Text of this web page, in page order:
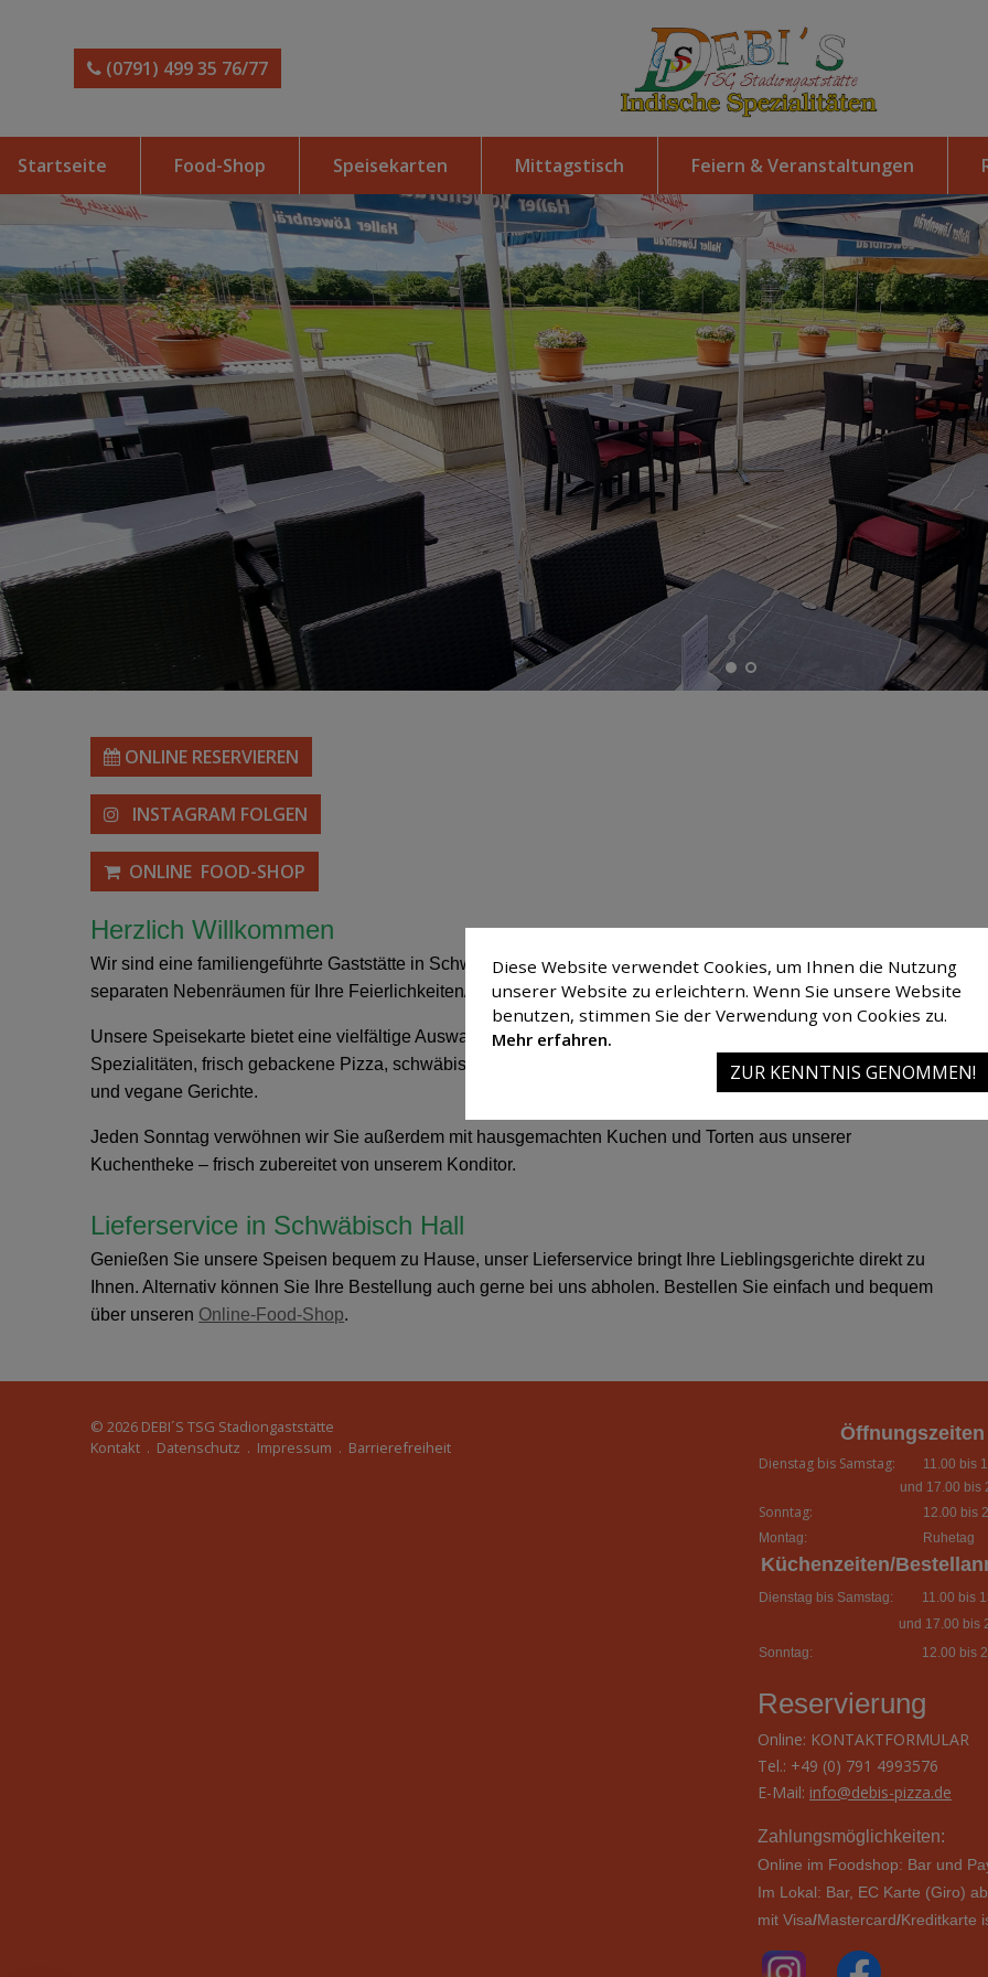
Diese Website verwendet Cookies, um Ihnen die Nutzung
unserer Website zu erleichtern. Wenn Sie unsere Website
benutzen, stimmen Sie der Verwendung von Cookies zu.
Mehr erfahren.
ZUR KENNTNIS GENOMMEN!
(0791) 499 35 76/77
Startseite Food-Shop Speisekarten Mittagstisch Feiern & Veranstaltungen
ONLINE RESERVIEREN
INSTAGRAM FOLGEN
ONLINE FOOD-SHOP
Herzlich Willkommen
Wir sind eine familiengeführte Gaststätte in Schwäbisch Hall mit einer großzügigen Sonnenterrasse,
separaten Nebenräumen für Ihre Feierlichkeiten/Sitzungen sowie einer eigenen Kegelbahn.
Unsere Speisekarte bietet eine vielfältige Auswahl für jeden Geschmack: Freuen Sie sich auf indische
Spezialitäten, frisch gebackene Pizza, schwäbische Klassiker, köstliche Nudelgerichte sowie vegetarische
und vegane Gerichte.
Jeden Sonntag verwöhnen wir Sie außerdem mit hausgemachten Kuchen und Torten aus unserer
Kuchentheke – frisch zubereitet von unserem Konditor.
Lieferservice in Schwäbisch Hall
Genießen Sie unsere Speisen bequem zu Hause, unser Lieferservice bringt Ihre Lieblingsgerichte direkt zu
Ihnen. Alternativ können Sie Ihre Bestellung auch gerne bei uns abholen. Bestellen Sie einfach und bequem
über unseren Online-Food-Shop.
© 2026 DEBI´S TSG Stadiongaststätte
Kontakt . Datenschutz . Impressum . Barrierefreiheit
Öffnungszeiten
Dienstag bis Samstag:
11.00 bis
und 17.00 bis
Sonntag:
12.00 bis
Montag:
Ruhetag
Küchenzeiten/
Dienstag bis Samstag:
11.00 bis
und 17.00 bis
Sonntag:
12.00 bis
Reservierung
Online: KONTAKTFORMULAR
Tel.: +49 (0) 791 4993576
E-Mail: info@debis-pizza.de
Zahlungsmöglichkeiten:
Online im Foodshop: Bar und
Im Lokal: Bar, EC Karte (Giro)
mit Visa/Mastercard/Kreditkarte